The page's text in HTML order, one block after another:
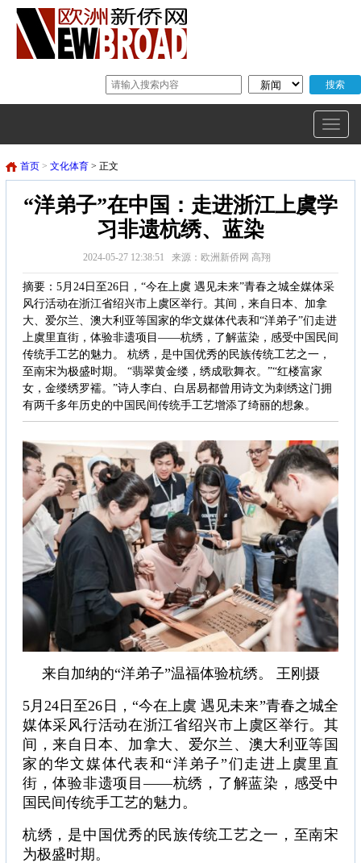
首页 > 文化体育 > 正文
“洋弟子”在中国：走进浙江上虞学
习非遗杭绣、蓝染
2024-05-27 12:38:51 来源：欧洲新侨网 高翔
摘要：5月24日至26日，“今在上虞 遇见未来”青春之城全媒体采
风行活动在浙江省绍兴市上虞区举行。其间，来自日本、加拿
大、爱尔兰、澳大利亚等国家的华文媒体代表和“洋弟子”们走进
上虞里直街，体验非遗项目——杭绣，了解蓝染，感受中国民间
传统手工艺的魅力。 杭绣，是中国优秀的民族传统工艺之一，
至南宋为极盛时期。 “翡翠黄金缕，绣成歌舞衣。”“红楼富家
女，金缕绣罗襦。”诗人李白、白居易都曾用诗文为刺绣这门拥
有两千多年历史的中国民间传统手工艺增添了绮丽的想象。
来自加纳的“洋弟子”温福体验杭绣。 王刚摄
5月24日至26日，“今在上虞 遇见未来”青春之城全
媒体采风行活动在浙江省绍兴市上虞区举行。其
间，来自日本、加拿大、爱尔兰、澳大利亚等国
家的华文媒体代表和“洋弟子”们走进上虞里直
街，体验非遗项目——杭绣，了解蓝染，感受中
国民间传统手工艺的魅力。
杭绣，是中国优秀的民族传统工艺之一，至南宋
为极盛时期。